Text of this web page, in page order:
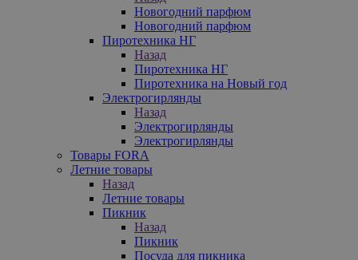
Новогодний парфюм
Новогодний парфюм
Пиротехника НГ
Назад
Пиротехника НГ
Пиротехника на Новый год
Электрогирлянды
Назад
Электрогирлянды
Электрогирлянды
Товары FORA
Летние товары
Назад
Летние товары
Пикник
Назад
Пикник
Посуда для пикника